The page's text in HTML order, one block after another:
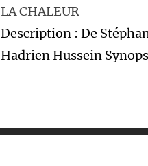
LA CHALEUR
Description : De
Hadrien Hussein